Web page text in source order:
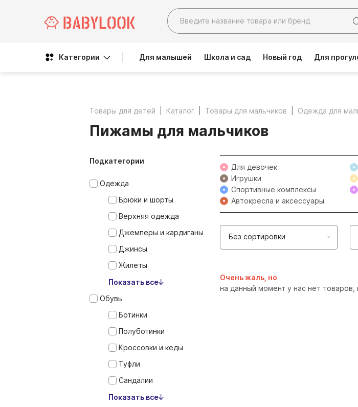
Категории Для малышей Школа и сад Новый год Для
Товары для детей Каталог Товары для мальчиков Одежда для
Пижамы для мальчиков
Подкатегории
Одежда
Брюки и шорты
Верхняя одежда
Джемперы и кардиганы
Джинсы
Жилеты
Показать все
Обувь
Ботинки
Полуботинки
Кроссовки и кеды
Туфли
Сандалии
Показать все
Для девочек
Игрушки
Спортивные комплексы
Автокресла и аксессуары
Без сортировки
Очень жаль, но
на данный момент у нас нет